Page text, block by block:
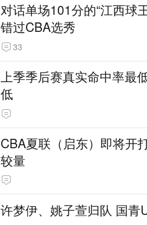
对话单场101分的“江西球
错过CBA选秀
33
上季季后赛真实命中率最
低
CBA夏联（启东）即将开
较量
许梦伊、姚子萱归队 国青